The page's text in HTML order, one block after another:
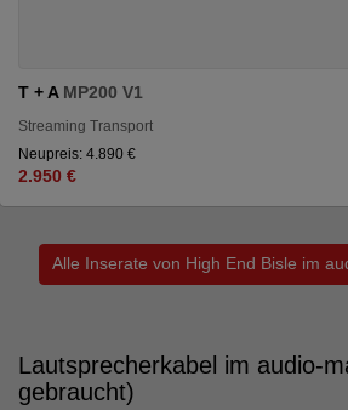
T + A MP200 V1
Streaming Transport
Neupreis: 4.890 €
2.950 €
Alle Inserate von High End Bisle im
Lautsprecherkabel im audio-
gebraucht)